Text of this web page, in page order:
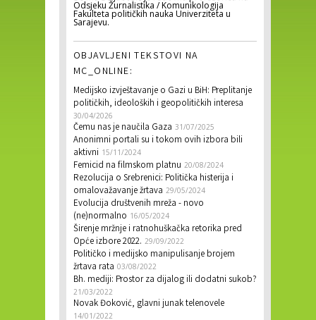
Odsjeku Žurnalistika / Komunikologija
Fakulteta političkih nauka Univerziteta u
Sarajevu.
OBJAVLJENI TEKSTOVI NA
MC_ONLINE:
Medijsko izvještavanje o Gazi u BiH: Preplitanje
političkih, ideoloških i geopolitičkih interesa
30/04/2026
Čemu nas je naučila Gaza 31/07/2025
Anonimni portali su i tokom ovih izbora bili
aktivni 15/11/2024
Femicid na filmskom platnu 20/08/2024
Rezolucija o Srebrenici: Politička histerija i
omalovažavanje žrtava 29/05/2024
Evolucija društvenih mreža - novo
(ne)normalno 16/05/2024
Širenje mržnje i ratnohuškačka retorika pred
Opće izbore 2022. 29/09/2022
Političko i medijsko manipulisanje brojem
žrtava rata 03/08/2022
Bh. mediji: Prostor za dijalog ili dodatni sukob?
21/03/2022
Novak Đoković, glavni junak telenovele
14/01/2022